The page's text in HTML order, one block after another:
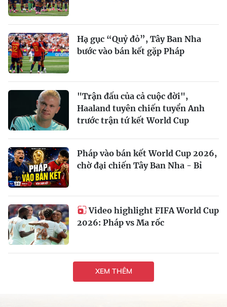
Hạ gục “Quỷ đỏ”, Tây Ban Nha
bước vào bán kết gặp Pháp
"Trận đấu của cả cuộc đời",
Haaland tuyên chiến tuyển Anh
trước trận tứ kết World Cup
Pháp vào bán kết World Cup 2026,
chờ đại chiến Tây Ban Nha - Bỉ
Video highlight FIFA World Cup
2026: Pháp vs Ma rốc
XEM THÊM